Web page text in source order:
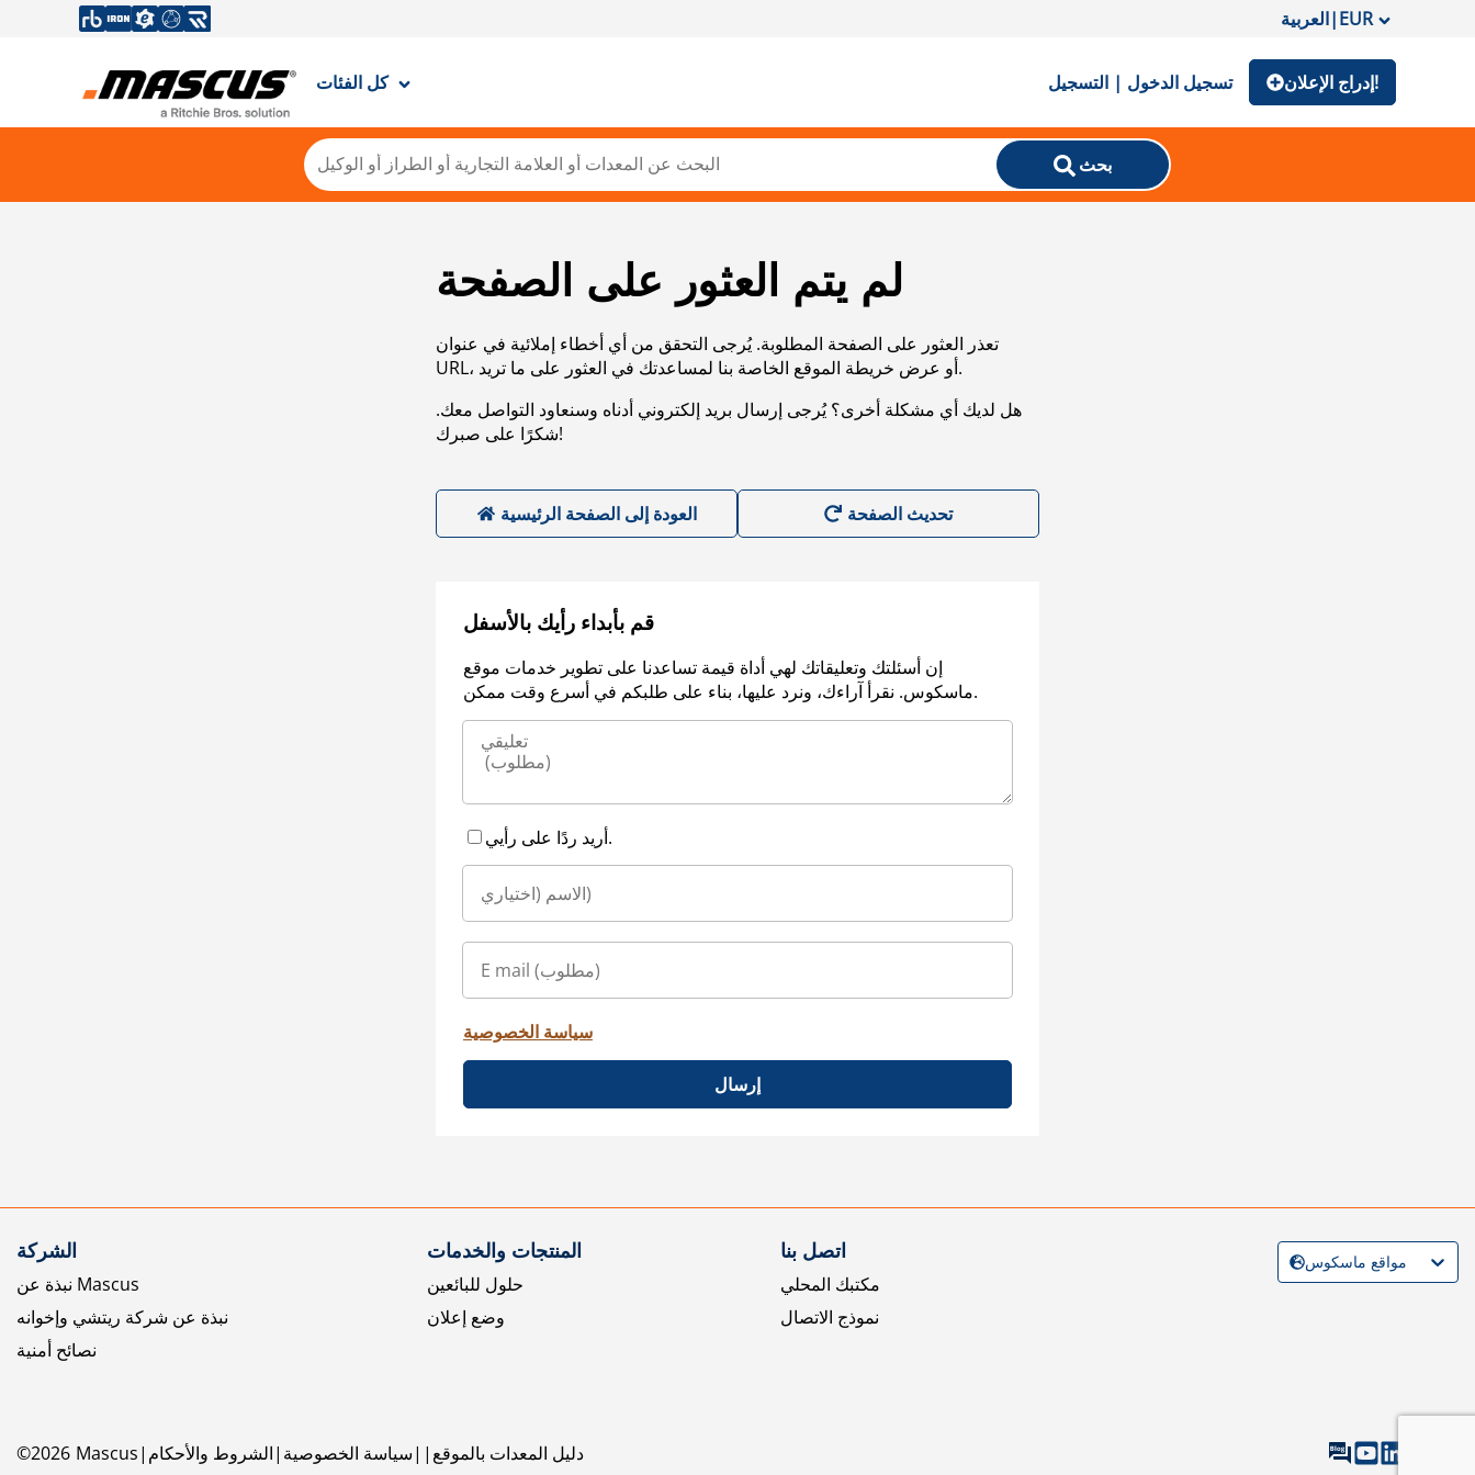
العربية|EUR
كل الفئات تسجيل الدخول | التسجيل إدراج الإعلان!
بحث
لم يتم العثور على الصفحة
تعذر العثور على الصفحة المطلوبة. يُرجى التحقق من أي أخطاء إملائية في عنوان
URL، أو عرض خريطة الموقع الخاصة بنا لمساعدتك في العثور على ما تريد.
هل لديك أي مشكلة أخرى؟ يُرجى إرسال بريد إلكتروني أدناه وسنعاود التواصل معك.
شكرًا على صبرك!
العودة إلى الصفحة الرئيسية
قم بأبداء رأيك بالأسفل
إن أسئلتك وتعليقاتك لهي أداة قيمة تساعدنا على تطوير خدمات موقع
ماسكوس. نقرأ آراءك، ونرد عليها، بناء على طلبكم في أسرع وقت ممكن.
أريد ردًا على رأيي.
سياسة الخصوصية
إرسال
الشركة
نبذة عن Mascus
نبذة عن شركة ريتشي وإخوانه
نصائح أمنية
المنتجات والخدمات
حلول للبائعين
وضع إعلان
اتصل بنا
مكتبك المحلي
نموذج الاتصال
©2026 Mascus الشروط والأحكام سياسة الخصوصية دليل المعدات بالموقع
مواقع ماسكوس